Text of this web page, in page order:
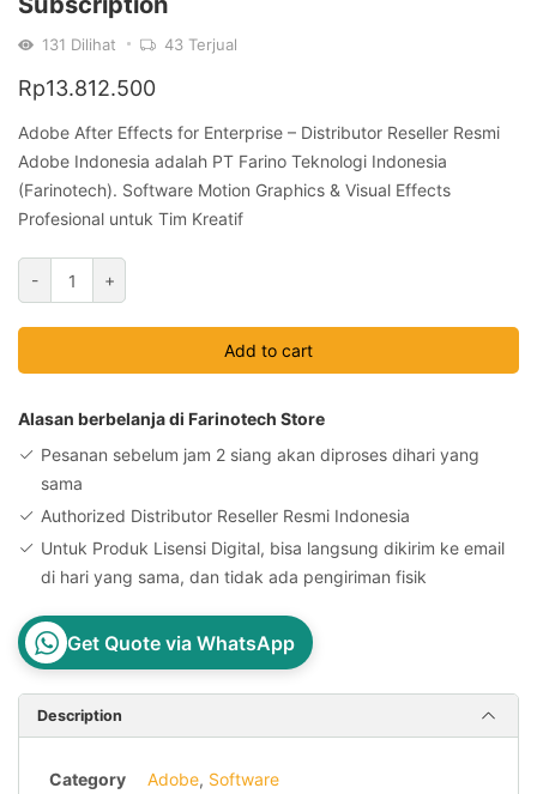
131 Dilihat 43 Terjual
Rp13.812.500
Adobe After Effects for Enterprise – Distributor Reseller Resmi
Adobe Indonesia adalah PT Farino Teknologi Indonesia
(Farinotech). Software Motion Graphics & Visual Effects
Profesional untuk Tim Kreatif
-
After
Effects
1
+
Add to cart
Alasan berbelanja di Farinotech Store
Pesanan sebelum jam 2 siang akan diproses dihari yang
sama
Authorized Distributor Reseller Resmi Indonesia
Untuk Produk Lisensi Digital, bisa langsung dikirim ke email
di hari yang sama, dan tidak ada pengiriman fisik
Get Quote via WhatsApp
Description
Category Adobe, Software